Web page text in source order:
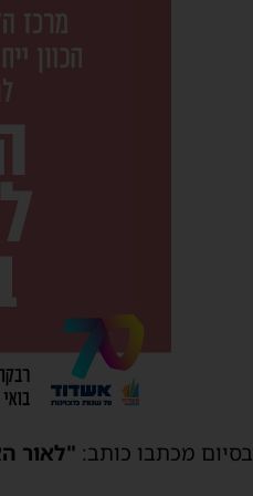
בסיום מכתבו כותב: "לאור